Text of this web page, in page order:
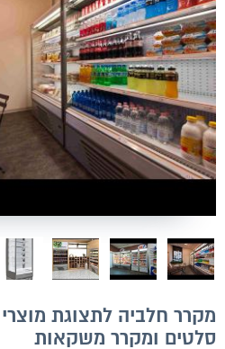
מקרר חלביה לתצוגת
סלטים ומקרר משקאות